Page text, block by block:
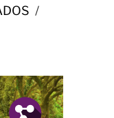
Fb.
Tw.
Pin.